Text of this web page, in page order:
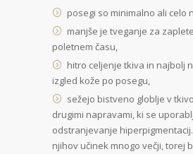
posegi so minimalno ali celo
manjše je tveganje za
poletnem času,
hitro celjenje tkiva in najbolj
izgled kože po posegu,
sežejo bistveno globlje v
drugimi napravami, ki se
odstranjevanje
njihov učinek mnogo večji, torej